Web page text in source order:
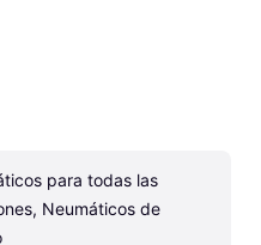
para todas las
Neumáticos de